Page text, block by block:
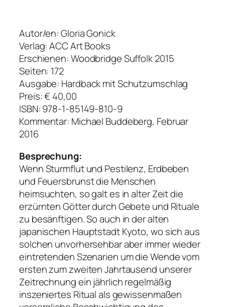
Autor/en: Gloria Gonick
Verlag: ACC Art Books
Erschienen: Woodbridge Suffolk 2015
Seiten: 172
Ausgabe: Hardback mit Schutzumschlag
Preis: € 40,00
ISBN: 978-1-85149-810-9
Kommentar: Michael Buddeberg, Februar
2016
Besprechung:
Wenn Sturmflut und Pestilenz, Erdbeben
und Feuersbrunst die Menschen
heimsuchten, so galt es in alter Zeit die
erzürnten Götter durch Gebete und Rituale
zu besänftigen. So auch in der alten
japanischen Hauptstadt Kyoto, wo sich aus
solchen unvorhersehbar aber immer wieder
eintretenden Szenarien um die Wende vom
ersten zum zweiten Jahrtausend unserer
Zeitrechnung ein jährlich regelmäßig
inszeniertes Ritual als gewissenmaßen